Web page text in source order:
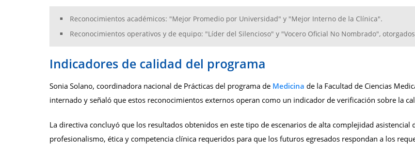
Reconocimientos académicos: "Mejor Promedio por Universidad" y "Mejor Interno de la Clínica".
Reconocimientos operativos y de equipo: "Líder del Silencioso" y "Vocero Oficial No Nombrado",
Indicadores de calidad del programa
Sonia Solano, coordinadora nacional de Prácticas del programa de Medicina de la Facultad de Ciencias
internado y señaló que estos reconocimientos externos operan como un indicador de verificación sobre la
La directiva concluyó que los resultados obtenidos en este tipo de escenarios de alta complejidad
profesionalismo, ética y competencia clínica requeridos para que los futuros egresados respondan a los